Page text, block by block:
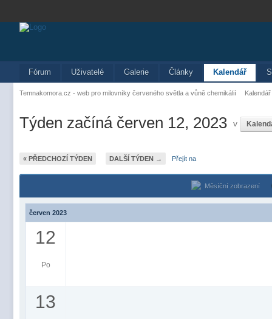
Fórum Uživatelé Galerie Články Kalendář
Temnakomora.cz - web pro milovníky červeného světla a vůně chemikálií Kalendář
Týden začíná červen 12, 2023 v
« PŘEDCHOZÍ TÝDEN DALŠÍ TÝDEN → Přejít na
Měsíční zobrazení
červen 2023
12
Po
13